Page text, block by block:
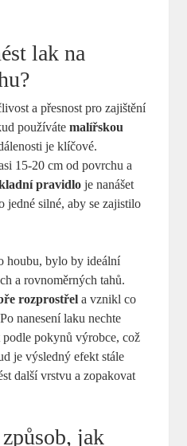
lak na
a přesnost pro zajištění
používátemalířskou
je klíčové.
15-20 cm od povrchu a
pravidlo je nanášet
jedné silné, aby se zajistilo
houbu, bylo by ideální
a rovnoměrných tahů.
rozprostřel a vznikl co
nanesení laku nechte
pokynů výrobce, což
je výsledný efekt stále
další vrstvu a zopakovat
jak